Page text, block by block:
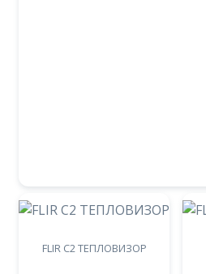
FLIR C2 ТЕПЛОВИЗОР